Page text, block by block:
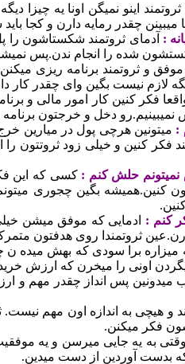
ثروتمند اینو نمیگن اونا یه
میبینن چقدر رمایه دارن و کجا
: آدمای ثروتمند شکستاشون را
شده را انجام ندن.پس
موفق و ثروتمند برنامه ریزی
لازم نیست بگین وای چقدر کار
فکر کنین کار امور مالی و
دخل و خرجتون
: میتونین هرچی پول در میارین
فکر کنین و خیلی زود
حلش کنم : کسی که این
کنین.همیشه بگین چجوری
کنم : ادمایی که موفق میشن
ثروتمندا روی هدفتون
میزاره برا سودی که بهش میده ن
اونی را میخرن که ارزش
میدونین پس انداز چقدر مهم و
هیچی به اندازه اون مهم نیست.
فکر میکنن.
به یه جایی میرسن و یه
بدست آوردین از دست میدین.